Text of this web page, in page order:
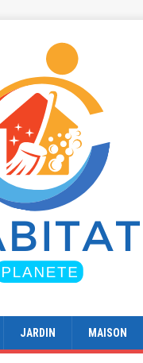
JARDIN MAISON